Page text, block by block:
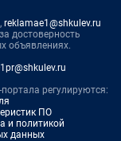
reklamae1@shkulev.ru
достоверность
объявлениях.
регулируются:
ПО
и политикой
данных